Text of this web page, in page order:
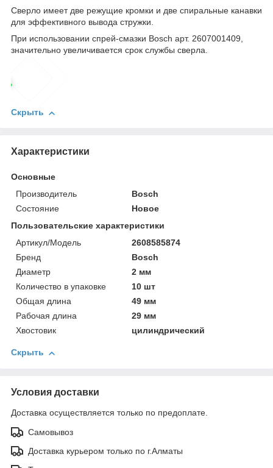
Сверло имеет две режущие кромки и две спиральные канавки
для эффективного вывода стружки.
При использовании спрей-смазки Bosch арт. 2607001409,
значительно увеличивается срок службы сверла.
Скрыть
Характеристики
Основные
Производитель
Bosch
Состояние
Новое
Пользовательские характеристики
Артикул/Модель
2608585874
Бренд
Bosch
Диаметр
2 мм
Количество в упаковке
10 шт
Общая длина
49 мм
Рабочая длина
29 мм
Хвостовик
цилиндрический
Скрыть
Условия доставки
Доставка осуществляется только по предоплате.
Самовывоз
Доставка курьером только по г.Алматы